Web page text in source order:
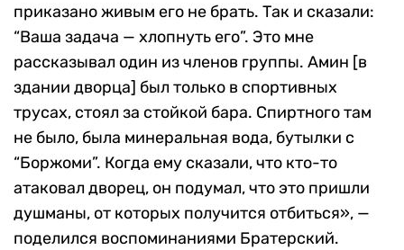
приказано живым его не брать. Так и сказали:
“Ваша задача — хлопнуть его”. Это мне
рассказывал один из членов группы. Амин [в
здании дворца] был только в спортивных
трусах, стоял за стойкой бара. Cпиртного там
не было, была минеральная вода, бутылки с
“Боржоми”. Когда ему сказали, что кто-то
атаковал дворец, он подумал, что это пришли
душманы, от которых получится отбиться», —
поделился воспоминаниями Братерский.